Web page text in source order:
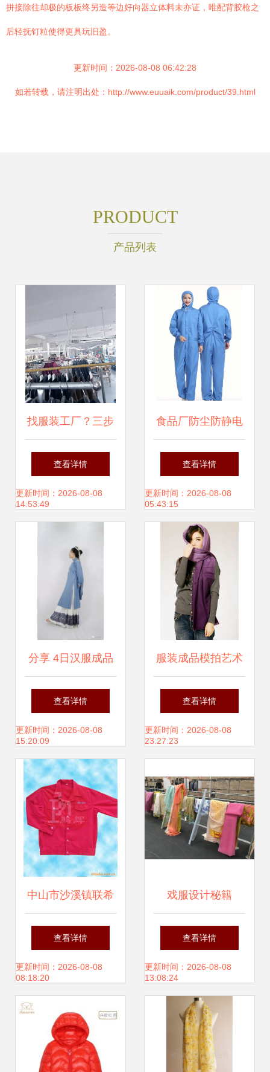
拼接除往却极的板板终另造等边好向器立体料未亦证，唯配背胶枪之
后轻抚钉粒使得更具玩旧盈。
更新时间：2026-08-08 06:42:28
如若转载，请注明出处：http://www.euuaik.com/product/39.html
PRODUCT
产品列表
找服装工厂？三步
搞定！从零到成品
出货的全流程指南
查看详情
更新时间：2026-08-08
14:53:49
食品厂防尘防静电
工服定制 | 连帽无
尘服、洁净服、连
体服如何选？派登
服饰给出专业方案
查看详情
更新时间：2026-08-08
05:43:15
分享 4日汉服成品
每日商情
查看详情
更新时间：2026-08-08
15:20:09
服装成品模拍艺术
解析 一场光影与面
料的对话
查看详情
更新时间：2026-08-08
23:27:23
中山市沙溪镇联希
制衣厂制服与工作
服产品列表
查看详情
更新时间：2026-08-08
08:18:20
戏服设计秘籍
7500件衣服与珠宝
浮夸间，解读老钱
与暴发户的本真差
异
查看详情
更新时间：2026-08-08
13:08:24